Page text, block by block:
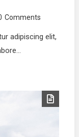
Comments
adipiscing elit,